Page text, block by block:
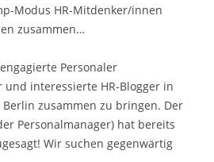
Modus HR-Mitdenker/innen
zusammen…
Personaler
interessierte HR-Blogger in
zusammen zu bringen. Der
Personalmanager) hat bereits
Wir suchen gegenwärtig